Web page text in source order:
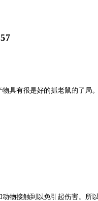
有很是好的抓老鼠的了局
接触到以免引起伤害。所